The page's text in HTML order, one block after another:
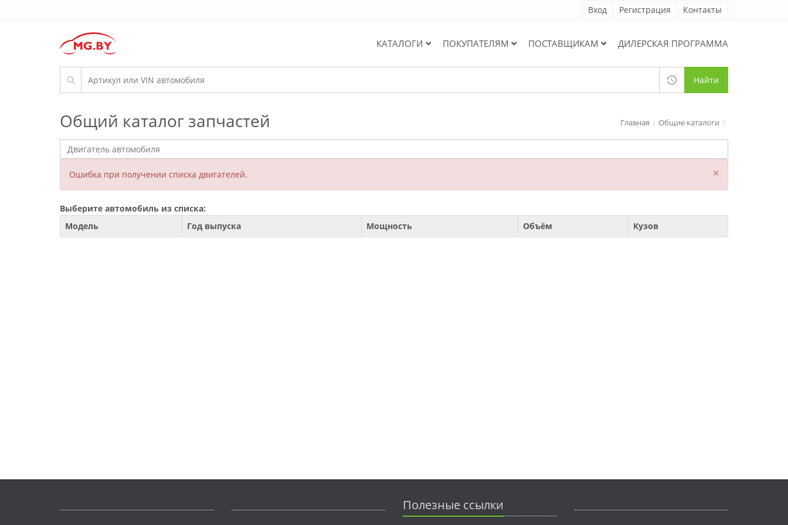
Вход Регистрация Контакты
КАТАЛОГИ ПОКУПАТЕЛЯМ ПОСТАВЩИКАМ ДИЛЕРСКАЯ ПРОГРАММА
Найти
Общий каталог запчастей Главная Общие каталоги
Ошибка при получении списка двигателей. ×
Выберите автомобиль из списка:
Модель
Год выпуска Мощность Объём Кузов
Полезные ссылки